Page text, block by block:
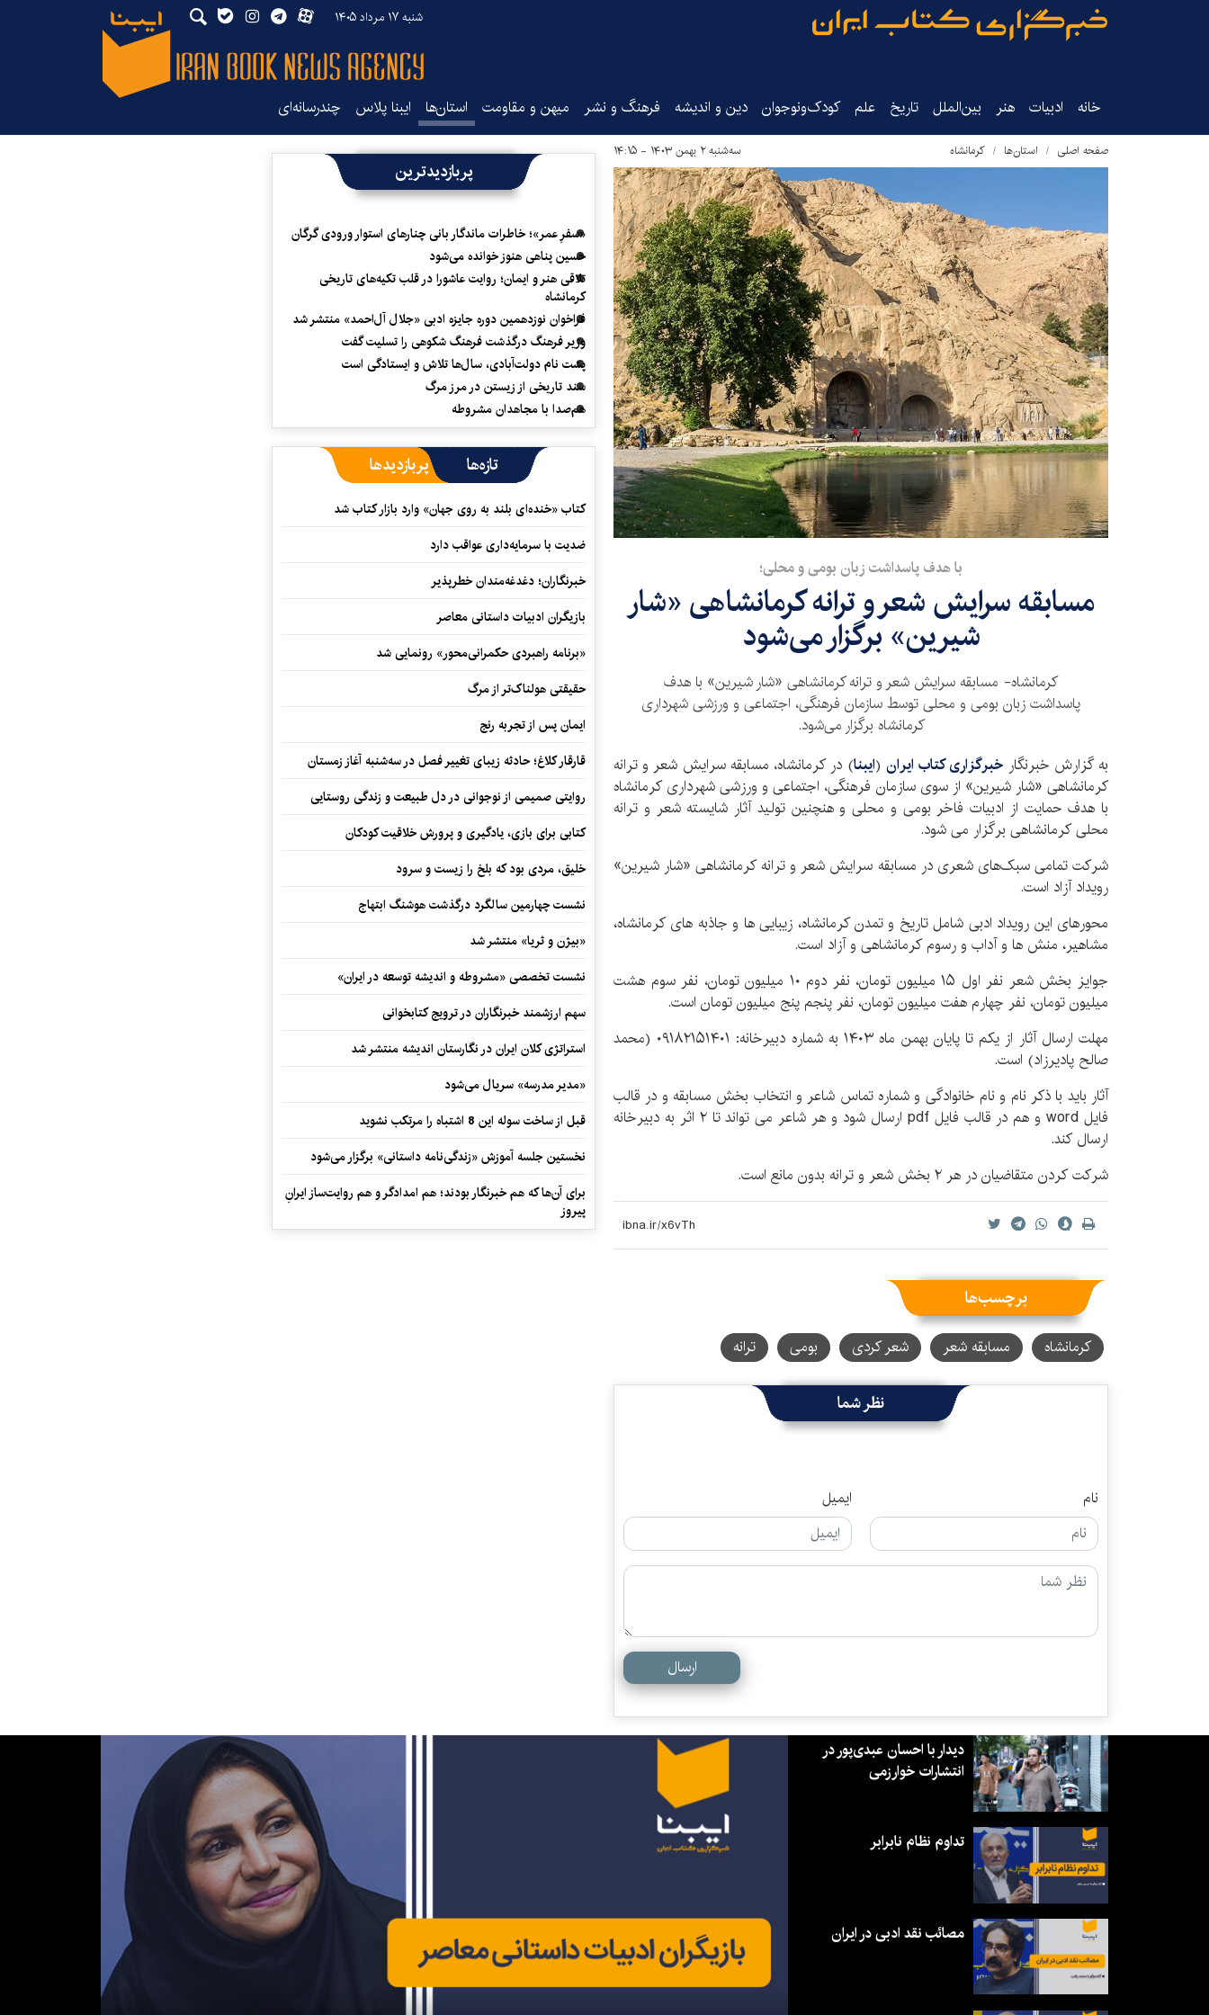
شنبه ۱۷ مرداد ۱۴۰۵
خانه ادبیات هنر بین‌الملل تاریخ‌ علم کودک‌ونوجوان دین و اندیشه فرهنگ و نشر میهن و مقاومت استان‌ها ایبنا پلاس چندرسانه‌ای
صفحه اصلی استان‌ها کرمانشاه سه‌شنبه ۲ بهمن ۱۴۰۳ - ۱۴:۱۵
با هدف پاسداشت زبان بومی و محلی؛
مسابقه سرایش شعر و ترانه کرمانشاهی «شار
شیرین» برگزار می‌شود
کرمانشاه- مسابقه سرایش شعر و ترانه کرمانشاهی «شار شیرین» با هدف
پاسداشت زبان بومی و محلی توسط سازمان فرهنگی، اجتماعی و ورزشی شهرداری
کرمانشاه برگزار می‌شود.
به گزارش خبرنگار خبرگزاری کتاب ایران (ایبنا) در کرمانشاه، مسابقه سرایش شعر و ترانه
کرمانشاهی «شار شیرین» از سوی سازمان فرهنگی، اجتماعی و ورزشی شهرداری کرمانشاه
با هدف حمایت از ادبیات فاخر بومی و محلی و هنچنین تولید آثار شایسته شعر و ترانه
محلی کرمانشاهی برگزار می شود.
شرکت تمامی سبک‌های شعری در مسابقه سرایش شعر و ترانه کرمانشاهی «شار شیرین»
رویداد آزاد است.
محورهای این رویداد ادبی شامل تاریخ و تمدن کرمانشاه، زیبایی ها و جاذبه های کرمانشاه،
مشاهیر، منش ها و آداب و رسوم کرمانشاهی و آزاد است.
جوایز بخش شعر نفر اول ۱۵ میلیون تومان، نفر دوم ۱۰ میلیون تومان، نفر سوم هشت
میلیون تومان، نفر چهارم هفت میلیون تومان، نفر پنجم پنج میلیون تومان است.
مهلت ارسال آثار از یکم تا پایان بهمن ماه ۱۴۰۳ به شماره دبیرخانه: ۰۹۱۸۲۱۵۱۴۰۱ (محمد
صالح پادیرزاد) است.
آثار باید با ذکر نام و نام خانوادگی و شماره تماس شاعر و انتخاب بخش مسابقه و در قالب
فایل word و هم در قالب فایل pdf ارسال شود و هر شاعر می تواند تا ۲ اثر به دبیرخانه
ارسال کند.
شرکت کردن متقاضیان در هر ۲ بخش شعر و ترانه بدون مانع است.
برچسب‌ها
کرمانشاه مسابقه شعر شعر کردی بومی ترانه
نظر شما
نام ایمیل
ارسال
پربازدیدترین
«سفرِ عمر»؛ خاطرات ماندگار بانی چنارهای استوار ورودی گرگان
حسین پناهی هنوز خوانده می‌شود
تلاقی هنر و ایمان؛ روایت عاشورا در قلب تکیه‌های تاریخی
کرمانشاه
فراخوان نوزدهمین دوره جایزه ادبی «جلال آل‌احمد» منتشر شد
وزیر فرهنگ درگذشت فرهنگ شکوهی را تسلیت گفت
پشت نام دولت‌آبادی، سال‌ها تلاش و ایستادگی است
سند تاریخی از زیستن در مرز مرگ
هم‌صدا با مجاهدان مشروطه
تازه‌ها پربازدیدها
کتاب «خنده‌ای بلند به روی جهان» وارد بازار کتاب شد
ضدیت با سرمایه‌داری عواقب دارد
خبرنگاران؛ دغدغه‌مندان خطرپذیر
بازیگران ادبیات داستانی معاصر
«برنامه راهبردی حکمرانی‌محور» رونمایی شد
حقیقتی هولناک‌تر از مرگ
ایمان پس از تجربه رنج
قارقار کلاغ؛ حادثه زیبای تغییر فصل در سه‌شنبه آغاز زمستان
روایتی صمیمی از نوجوانی در دل طبیعت و زندگی روستایی
کتابی برای بازی، یادگیری و پرورش خلاقیت کودکان
خلیق، مردی بود که بلخ را زیست و سرود
نشست چهارمین سالگرد درگذشت هوشنگ ابتهاج
«بیژن و ثریا» منتشر شد
نشست تخصصی «مشروطه و اندیشه توسعه در ایران»
سهم ارزشمند خبرنگاران در ترویج کتابخوانی
استراتژی کلان ایران در نگارستان اندیشه منتشر شد
«مدیر مدرسه» سریال می‌شود
قبل از ساخت سوله این 8 اشتباه را مرتکب نشوید
نخستین جلسه آموزش «زندگی‌نامه‌ داستانی» برگزار می‌شود
برای آن‌ها که هم خبرنگار بودند؛ هم امدادگر و هم‌ روایت‌ساز ایرانِ
پیروز
دیدار با احسان عبدی‌پور در
انتشارات خوارزمی
تداوم نظام نابرابر
مصائب نقد ادبی در ایران